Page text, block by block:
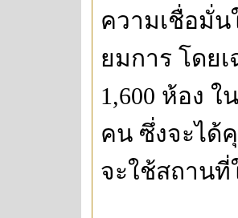
ความเชื่อมั่น
ยมการ โดย
1,600 ห้อง
คน ซึ่งจะได้
จะใช้สถานที่